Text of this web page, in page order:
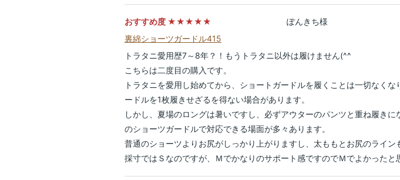
おすすめ度 ★★★★★
ぽんきち様
裏綿ショーツガードル415
トラタニ愛用歴7～8年？！もうトラタニ以外は履けません(^^ゞ
こちらは二度目の購入です。
トラタニを愛用し始めてから、ショートガードルを履くことは一切なく
ードルを1枚履きせざるを得ない場合があります。
しかし、夏場のロングは暑いですし、必ずアウターのパンツと重ね履き
のショーツガードルで対応できる場面が多々あります。
普通のショーツよりお尻がしっかり上がりますし、太ももとお尻のライン
採寸ではＳなのですが、Ｍでかなりのサポート感ですのでＭでよかったと